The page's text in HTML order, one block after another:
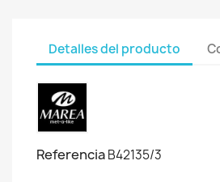
Detalles del producto
ReferenciaB42135/3